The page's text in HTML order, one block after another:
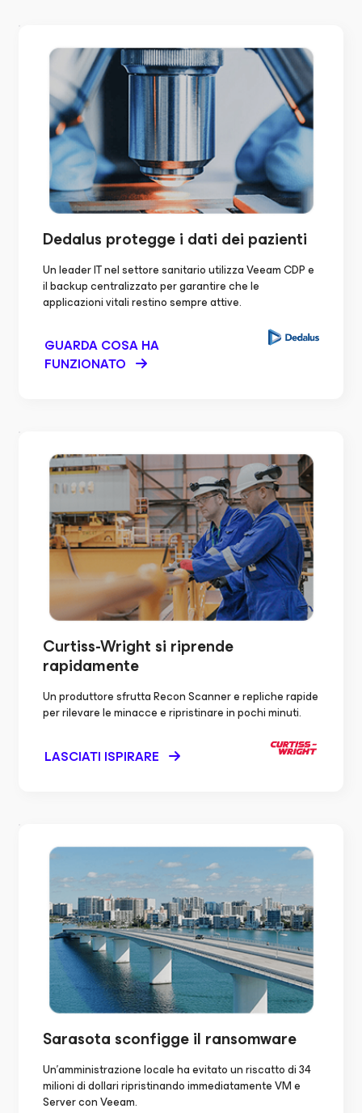
Dedalus proteggei dati dei pazienti
Un leader IT nel settore sanitario utilizza Veeam CDP e
il backup centralizzato per garantire che le
applicazioni vitali restino sempre attive.
GUARDA COSA HA
FUNZIONATO
Curtiss-Wright si riprende
rapidamente
Un produttore sfrutta Recon Scanner e repliche rapide
per rilevare le minacce e ripristinare in pochi minuti.
LASCIATI ISPIRARE
Sarasota sconfiggeil ransomware
Un'amministrazione locale ha evitato un riscatto di 34
milioni di dollari ripristinando immediatamente VM e
Server con Veeam.